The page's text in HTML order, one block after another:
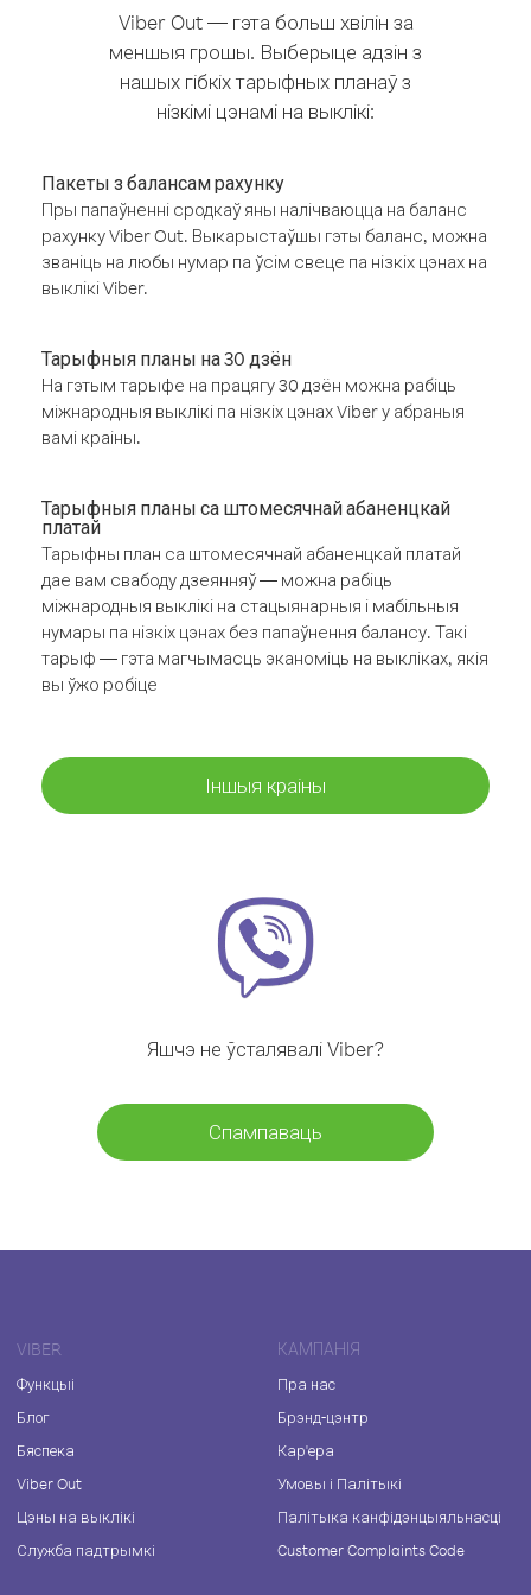
Viber Out — гэта больш хвілін за
меншыя грошы. Выберыце адзін з
нашых гібкіх тарыфных планаў з
нізкімі цэнамі на выклікі:
Пакеты з балансам рахунку
Пры папаўненні сродкаў яны налічваюцца на баланс
рахунку Viber Out. Выкарыстаўшы гэты баланс, можна
званіць на любы нумар па ўсім свеце па нізкіх цэнах на
выклікі Viber.
Тарыфныя планы на 30 дзён
На гэтым тарыфе на працягу 30 дзён можна рабіць
міжнародныя выклікі па нізкіх цэнах Viber у абраныя
вамі краіны.
Тарыфныя планы са штомесячнай абаненцкай
платай
Тарыфны план са штомесячнай абаненцкай платай
дае вам свабоду дзеянняў — можна рабіць
міжнародныя выклікі на стацыянарныя і мабільныя
нумары па нізкіх цэнах без папаўнення балансу. Такі
тарыф — гэта магчымасць эканоміць на выкліках, якія
вы ўжо робіце
Іншыя краіны
Яшчэ не ўсталявалі Viber?
Спампаваць
VIBER
Функцыі
Блог
Бяспека
Viber Out
Цэны на выклікі
Служба падтрымкі
КАМПАНІЯ
Пра нас
Брэнд-цэнтр
Кар'ера
Умовы і Палітыкі
Палітыка канфідэнцыяльнасці
Customer Complaints Code